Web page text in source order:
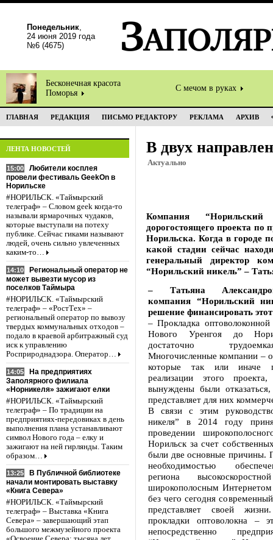
Понедельник,
24 июня 2019 года
№6 (4675)
Бесконечная красота
Поморья
С мечом в руках
ГЛАВНАЯ РЕДАКЦИЯ ПИСЬМО РЕДАКТОРУ РЕКЛАМА АРХИВ
ЛЕНТА НОВОСТЕЙ
15:00
Любители косплея
провели фестиваль GeekOn в
Норильске
#НОРИЛЬСК. «Таймырский
телеграф» – Словом geek когда-то
называли ярмарочных чудаков,
которые выступали на потеху
публике. Сейчас гиками называют
людей, очень сильно увлеченных
каким-то…
14:10
Региональный оператор не
может вывезти мусор из
поселков Таймыра
#НОРИЛЬСК. «Таймырский
телеграф» – «РостТех» –
региональный оператор по вывозу
твердых коммунальных отходов –
подало в краевой арбитражный суд
иск к управлению
Росприроднадзора. Оператор…
14:05
На предприятиях
Заполярного филиала
«Норникеля» зажигают елки
#НОРИЛЬСК. «Таймырский
телеграф» – По традиции на
предприятиях-передовиках в день
выполнения плана устанавливают
символ Нового года – елку и
зажигают на ней гирлянды. Таким
образом…
13:25
В Публичной библиотеке
начали монтировать выставку
«Книга Севера»
#НОРИЛЬСК. «Таймырский
телеграф» – Выставка «Книга
Севера» – завершающий этап
большого межмузейного проекта
В двух
Актуально
Компания “Норильский
дорогостоящего проекта по
Норильска. Когда в городе
какой стадии сейчас
генеральный директор
“Норильский никель” –
– Татьяна
компания “Норильский
решение финансировать
– Прокладка
Нового Уренгоя до
достаточно
Многочисленные компании –
которые так или иначе
реализации этого
вынуждены были
представляет для них
В связи с этим
никеля” в 2014 году
проведении
Норильск за счет
были две основные причины.
необходимостью
региона
широкополосным
без чего сегодня
представляет своей
прокладки оптоволокна –
непосредственно